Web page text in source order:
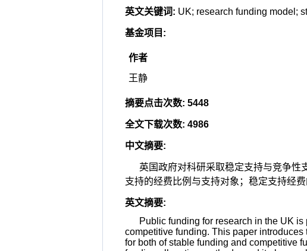
英文关键词: UK; research funding model;
基金项目 :
作者
王静
摘要点击次数: 5448
全文下载次数: 4986
中文摘要:
英国政府对科研采取稳定支持与竞争性
支持的经费比例与支持对象；稳定支持经
英文摘要:
Public funding for research in the UK
competitive funding. This paper
for both of stable funding and competitive